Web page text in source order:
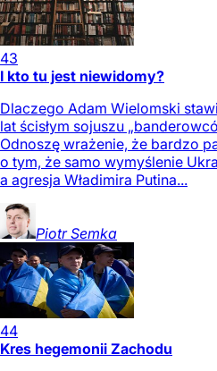
43
I kto tu jest niewidomy?
Dlaczego Adam Wielomski
lat ścisłym sojuszu
Odnoszę wrażenie, że bardzo
o tym, że samo wymyślenie
a agresja Władimira Putina...
Piotr Semka
44
Kres hegemonii Zachodu